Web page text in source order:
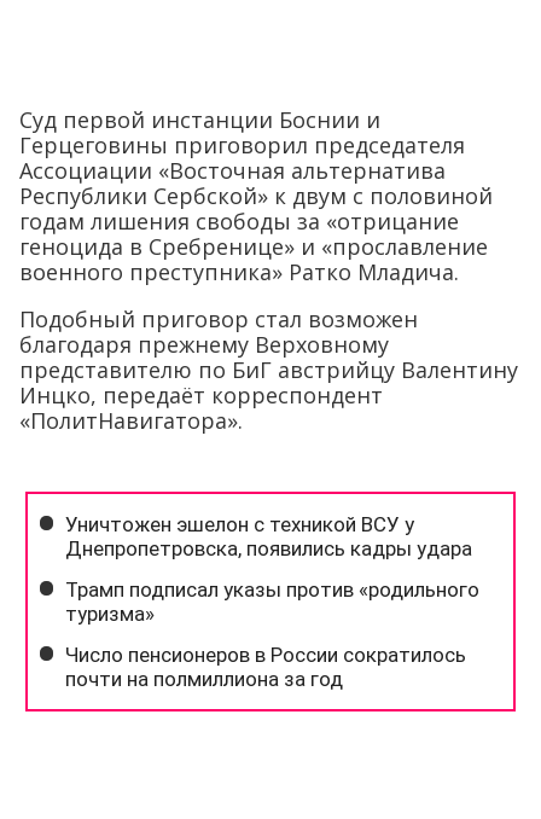
Суд первой инстанции Боснии и
Герцеговины приговорил председателя
Ассоциации «Восточная альтернатива
Республики Сербской» к двум с половиной
годам лишения свободы за «отрицание
геноцида в Сребренице» и «прославление
военного преступника» Ратко Младича.
Подобный приговор стал возможен
благодаря прежнему Верховному
представителю по БиГ австрийцу Валентину
Инцко, передаёт корреспондент
«ПолитНавигатора».